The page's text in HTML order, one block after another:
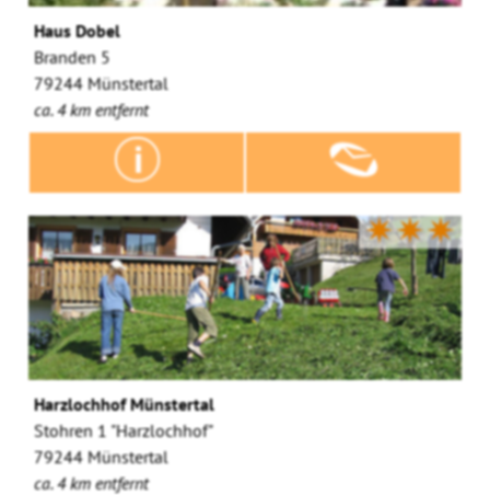
Haus Dobel
Branden 5
79244 Münstertal
ca. 4 km entfernt
✷✷✷
Harzlochhof Münstertal
Stohren 1 "Harzlochhof"
79244 Münstertal
ca. 4 km entfernt